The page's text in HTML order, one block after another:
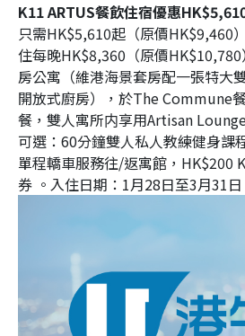
K11 ARTUS餐飲住宿優惠
只需HK$5,610起（原價HK$9,460
住每晚HK$8,360（原價
房公寓（維港海景套房配一張特大
開放式廚房），於The Commune
餐，雙人寓所内享用Artisan
可選：60分鐘雙人私人教練健身課
單程轎車服務往/返寓館，HK$200
券 。入住日期：1月28日至3月31日